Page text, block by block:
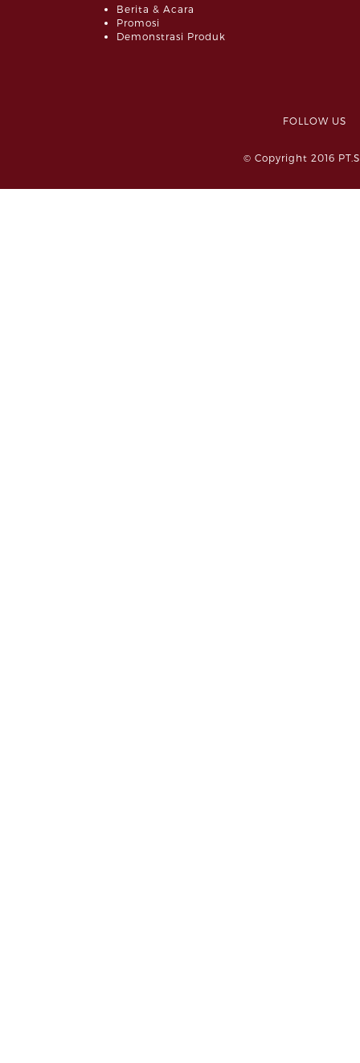
Berita & Acara
Promosi
Demonstrasi Produk
FOLLOW
© Copyright 2016